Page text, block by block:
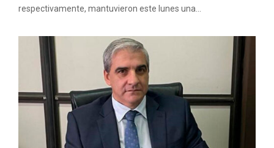
respectivamente, mantuvieron este lunes una...